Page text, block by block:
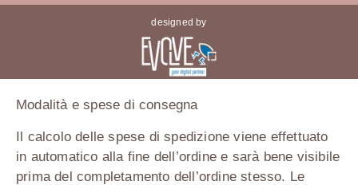
designed by
Modalità e spese di consegna
Il calcolo delle spese di spedizione viene effettuato
in automatico alla fine dell’ordine e sarà bene visibile
prima del completamento dell’ordine stesso. Le